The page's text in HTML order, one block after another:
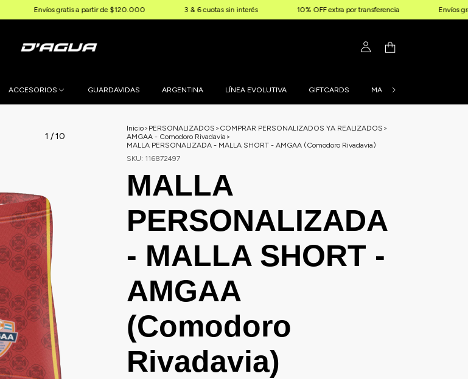
Envíos gratis a partir de $120.000 3 & 6 cuotas sin interés 10% OFF extra por transferencia Envíos gratis a
ACCESORIOS GUARDAVIDAS ARGENTINA LÍNEA EVOLUTIVA GIFTCARDS MALLAS PERSONALIZADAS
1 /10
Inicio> PERSONALIZADOS > COMPRAR PERSONALIZADOS YA REALIZADOS >
AMGAA - Comodoro Rivadavia >
MALLA PERSONALIZADA - MALLA SHORT - AMGAA (Comodoro Rivadavia)
SKU: 116872497
MALLA
PERSONALIZADA
- MALLA SHORT -
AMGAA
(Comodoro
Rivadavia)